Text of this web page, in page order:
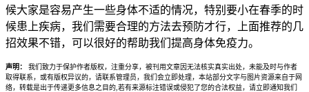
候大家是容易产生一些身体不适的情况，特别要小在春季的时
候患上疾病，我们需要合理的方法去预防才行，上面推荐的几
招效果不错，可以很好的帮助我们提高身体免疫力。
声明：
我们致力于保护作者版权，注重分享，被刊用文章因无法核实真实出处，未能及时与作者
取得联系，或有版权异议的，请联系管理员，我们会立即处理，本站部分文字与图片资源来自于网
络，转载是出于传递更多信息之目的,若有来源标注错误或侵犯了您的合法权益，请立即通知我们